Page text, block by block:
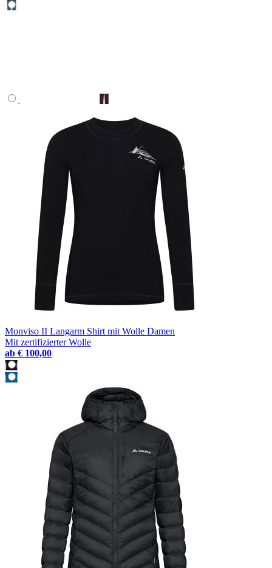
Monviso II Langarm Shirt mit Wolle Damen
Mit zertifizierter Wolle
ab € 100,00